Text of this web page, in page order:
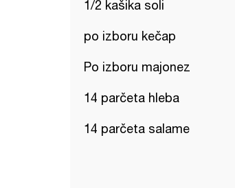
1/2 kašika soli
po izboru kečap
Po izboru majonez
14 parčeta hleba
14 parčeta salame